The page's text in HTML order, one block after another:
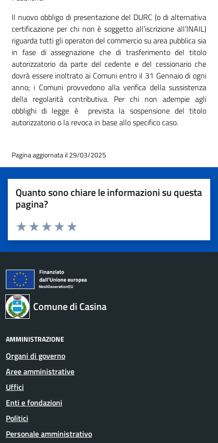
Il nuovo obbligo di presentazione del DURC (o di alternativa
certificazione per chi non è soggetto all’iscrizione all’INAIL)
riguarda tutti gli operatori del commercio su area pubblica sia
in fase di assegnazione che di trasferimento del titolo
autorizzatorio da parte del cedente e del cessionario che
dovrà essere inoltrato ai Comuni entro il 31 Gennaio di ogni
anno; i Comuni provvedono alla verifica della sussistenza
della regolarità contributiva. Per chi non adempie agli
obblighi di legge è prevista la sospensione del titolo
autorizzatorio o la revoca in base allo specifico caso.
Pagina aggiornata il 29/03/2025
Quanto sono chiare le informazioni su questa
pagina?
Valuta 5 stelle su 5
Valuta 4 stelle su 5
Valuta 3 stelle su 5
Valuta 2 stelle su 5
Valuta 1 stelle su 5
Comune di Casina
AMMINISTRAZIONE
Organi di governo
Aree amministrative
Uffici
Enti e fondazioni
Politici
Personale amministrativo